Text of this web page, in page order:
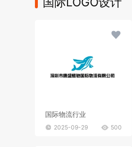
国际物流行业
2025-09-29 500